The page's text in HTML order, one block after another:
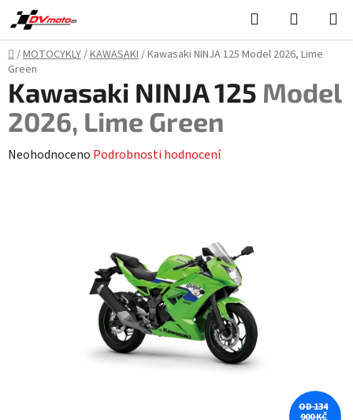
Přejít
na
obsah
Hledat
KOŠÍK
Domů
/MOTOCYKLY/KAWASAKI/Kawasaki NINJA 125 Model 2026, Lime
Green
Kawasaki NINJA 125 Model
2026, Lime Green
Průměrné
Neohodnoceno Podrobnosti hodnocení
OD 134
900 KČ